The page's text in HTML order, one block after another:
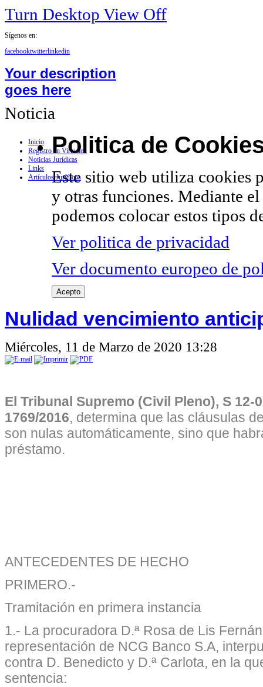
Turn Desktop View Off
Sígenos en:
facebooktwitterlinkedin
Your description
goes here
Inicio
Registro en Virtualex
Noticias Jurídicas
Links
Artículos Jurídicos
Noticia
Politica de
Este sitio web utiliza cookies
y otras funciones. Mediante
podemos colocar estos tipos
Ver politica de privacidad
Ver documento europeo de
Acepto
Nulidad vencimiento
Miércoles, 11 de Marzo de 2020 13:28
El Tribunal Supremo (Civil Pleno), S 12-
1769/2016, determina que las cláusulas
son nulas automáticamente, sino que
préstamo.
ANTECEDENTES DE HECHO
PRIMERO.-
Tramitación en primera instancia
1.- La procuradora D.ª Rosa de Lis
representación de NCG Banco S.A,
contra D. Benedicto y D.ª Carlota, en la
sentencia: